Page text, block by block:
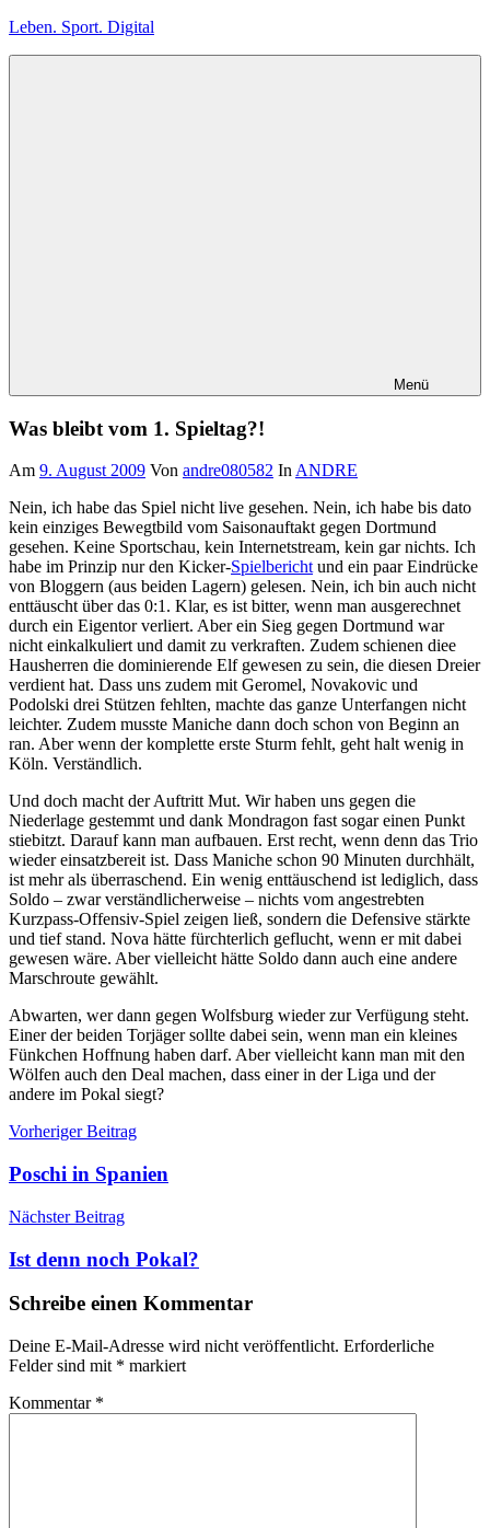
Zum
Leben. Sport. Digital
Menü
Was bleibt vom 1. Spieltag?!
Am 9. August 2009 Von andre080582 InANDRE
Nein, ich habe das Spiel nicht live gesehen. Nein, ich habe bis dato
kein einziges Bewegtbild vom Saisonauftakt gegen Dortmund
gesehen. Keine Sportschau, kein Internetstream, kein gar nichts. Ich
habe im Prinzip nur den Kicker-Spielberichtund ein paar Eindrücke
von Bloggern (aus beiden Lagern) gelesen. Nein, ich bin auch nicht
enttäuscht über das 0:1. Klar, es ist bitter, wenn man ausgerechnet
durch ein Eigentor verliert. Aber ein Sieg gegen Dortmund war
nicht einkalkuliert und damit zu verkraften. Zudem schienen diee
Hausherren die dominierende Elf gewesen zu sein, die diesen Dreier
verdient hat. Dass uns zudem mit Geromel, Novakovic und
Podolski drei Stützen fehlten, machte das ganze Unterfangen nicht
leichter. Zudem musste Maniche dann doch schon von Beginn an
ran. Aber wenn der komplette erste Sturm fehlt, geht halt wenig in
Köln. Verständlich.
Und doch macht der Auftritt Mut. Wir haben uns gegen die
Niederlage gestemmt und dank Mondragon fast sogar einen Punkt
stiebitzt. Darauf kann man aufbauen. Erst recht, wenn denn das Trio
wieder einsatzbereit ist. Dass Maniche schon 90 Minuten durchhält,
ist mehr als überraschend. Ein wenig enttäuschend ist lediglich, dass
Soldo – zwar verständlicherweise – nichts vom angestrebten
Kurzpass-Offensiv-Spiel zeigen ließ, sondern die Defensive stärkte
und tief stand. Nova hätte fürchterlich geflucht, wenn er mit dabei
gewesen wäre. Aber vielleicht hätte Soldo dann auch eine andere
Marschroute gewählt.
Abwarten, wer dann gegen Wolfsburg wieder zur Verfügung steht.
Einer der beiden Torjäger sollte dabei sein, wenn man ein kleines
Fünkchen Hoffnung haben darf. Aber vielleicht kann man mit den
Wölfen auch den Deal machen, dass einer in der Liga und der
andere im Pokal siegt?
Beitragsnavigation
Vorheriger Beitrag
Poschi in Spanien
Nächster Beitrag
Ist denn noch Pokal?
Schreibe einen Kommentar
Deine E-Mail-Adresse wird nicht veröffentlicht. Erforderliche
Felder sind mit * markiert
Kommentar *